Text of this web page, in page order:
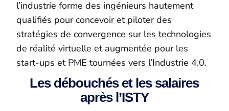
l’industrie forme des ingénieurs hautement
qualifiés pour concevoir et piloter des
stratégies de convergence sur les technologies
de réalité virtuelle et augmentée pour les
start-ups et PME tournées vers l’Industrie 4.0.
Les débouchés et les salaires
après l’ISTY